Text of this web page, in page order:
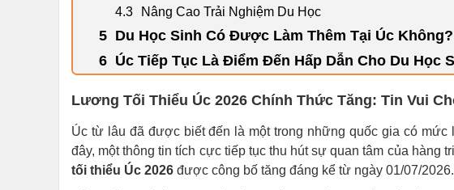
Nâng Cao Trải Nghiệm Du Học
Du Học Sinh Có Được Làm Thêm Tại Úc Không?
Úc Tiếp Tục Là Điểm Đến Hấp Dẫn Cho Du Học
Lương Tối Thiểu Úc 2026 Chính Thức Tăng: Tin Vui
Úc từ lâu đã được biết đến là một trong những quốc gia có
đây, một thông tin tích cực tiếp tục thu hút sự quan tâm của hàng
tối thiểu Úc 2026 được công bố tăng đáng kể từ ngày 01/07/2026.